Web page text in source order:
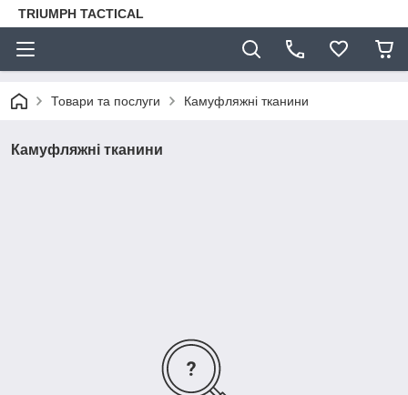
TRIUMPH TACTICAL
Товари та послуги Камуфляжні тканини
Камуфляжні тканини